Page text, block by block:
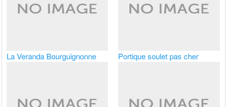
La Veranda Bourguignonne Portique soulet pas cher